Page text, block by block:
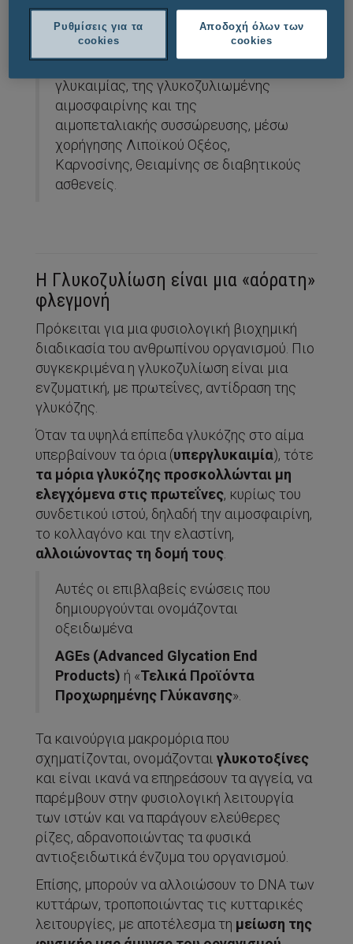
Τα αποτελέσματα της μελέτης που
ανακοινώθηκαν στο συνέδριο,
αφορούσαν την In Vivo μείωση της
γλυκαιμίας, της γλυκοζυλιωμένης
αιμοσφαιρίνης και της
αιμοπεταλιακής συσσώρευσης, μέσω
χορήγησης Λιποϊκού Οξέος,
Καρνοσίνης, Θειαμίνης σε διαβητικούς
ασθενείς.
Η Γλυκοζυλίωση είναι μια «αόρατη»
φλεγμονή
Πρόκειται για μια φυσιολογική βιοχημική
διαδικασία του ανθρωπίνου οργανισμού. Πιο
συγκεκριμένα η γλυκοζυλίωση είναι μια
ενζυματική, με πρωτεΐνες, αντίδραση της
γλυκόζης.
Όταν τα υψηλά επίπεδα γλυκόζης στο αίμα
υπερβαίνουν τα όρια (υπεργλυκαιμία), τότε
τα μόρια γλυκόζης προσκολλώνται μη
ελεγχόμενα στις πρωτεΐνες, κυρίως του
συνδετικού ιστού, δηλαδή την αιμοσφαιρίνη,
το κολλαγόνο και την ελαστίνη,
αλλοιώνοντας τη δομή τους
Αυτές οι επιβλαβείς ενώσεις που
δημιουργούνται ονομάζονται
οξειδωμένα
AGEs (Advanced Glycation End
Products) ή «Τελικά Προϊόντα
Προχωρημένης Γλύκανσης».
Τα καινούργια μακρομόρια που
σχηματίζονται, ονομάζονται γλυκοτοξίνες
και είναι ικανά να επηρεάσουν τα αγγεία, να
παρέμβουν στην φυσιολογική λειτουργία
των ιστών και να παράγουν ελεύθερες
ρίζες, αδρανοποιώντας τα φυσικά
αντιοξειδωτικά ένζυμα του οργανισμού.
Επίσης, μπορούν να αλλοιώσουν το DNA των
κυττάρων, τροποποιώντας τις κυτταρικές
λειτουργίες, με αποτέλεσμα τη μείωση της
Αποδοχή όλων των
cookies
Ρυθμίσεις για τα
cookies